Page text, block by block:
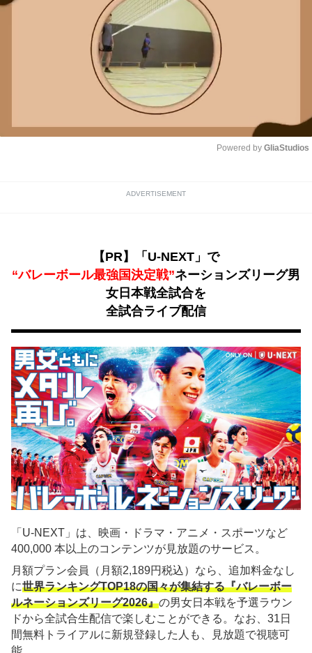
Powered by GliaStudios
ADVERTISEMENT
【PR】「U-NEXT」で
“バレーボール最強国決定戦”ネーションズリーグ男
女日本戦全試合を
全試合ライブ配信
「U-NEXT」は、映画・ドラマ・アニメ・スポーツなど
400,000 本以上のコンテンツが見放題のサービス。
月額プラン会員（月額2,189円税込）なら、追加料金なし
に世界ランキングTOP18の国々が集結する『バレーボー
ルネーションズリーグ2026』の男女日本戦を予選ラウン
ドから全試合生配信で楽しむことができる。なお、31日
間無料トライアルに新規登録した人も、見放題で視聴可
能。